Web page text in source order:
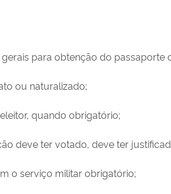
para obtenção do passaporte
ou naturalizado;
quando obrigatório;
deve ter votado, deve ter
o serviço militar obrigatório;